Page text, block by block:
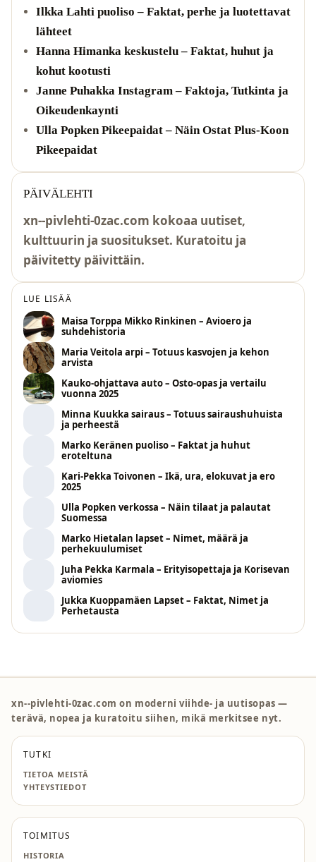
Ilkka Lahti puoliso – Faktat, perhe ja luotettavat
lähteet
Hanna Himanka keskustelu – Faktat, huhut ja
kohut kootusti
Janne Puhakka Instagram – Faktoja, Tutkinta ja
Oikeudenkaynti
Ulla Popken Pikeepaidat – Näin Ostat Plus-Koon
Pikeepaidat
PÄIVÄLEHTI
xn--pivlehti-0zac.com kokoaa uutiset,
kulttuurin ja suositukset. Kuratoitu ja
päivitetty päivittäin.
LUE LISÄÄ
Maisa Torppa Mikko Rinkinen – Avioero ja
suhdehistoria
Maria Veitola arpi – Totuus kasvojen ja kehon
arvista
Kauko-ohjattava auto – Osto-opas ja vertailu
vuonna 2025
Minna Kuukka sairaus – Totuus sairaushuhuista
ja perheestä
Marko Keränen puoliso – Faktat ja huhut
eroteltuna
Kari-Pekka Toivonen – Ikä, ura, elokuvat ja ero
2025
Ulla Popken verkossa – Näin tilaat ja palautat
Suomessa
Marko Hietalan lapset – Nimet, määrä ja
perhekuulumiset
Juha Pekka Karmala – Erityisopettaja ja Korisevan
aviomies
Jukka Kuoppamäen Lapset – Faktat, Nimet ja
Perhetausta
xn--pivlehti-0zac.com on moderni viihde- ja uutisopas —
terävä, nopea ja kuratoitu siihen, mikä merkitsee nyt.
TUTKI
TIETOA MEISTÄ
YHTEYSTIEDOT
TOIMITUS
HISTORIA